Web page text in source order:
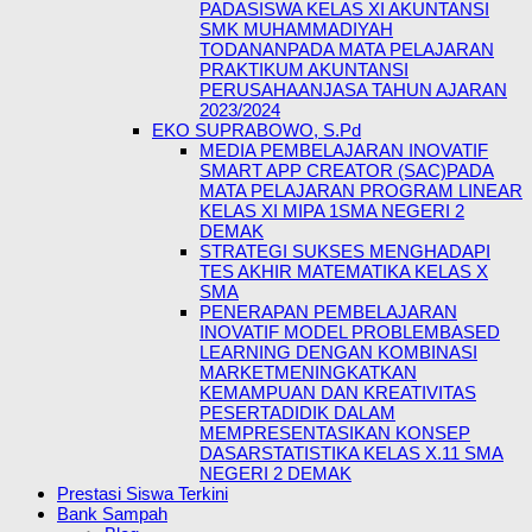
PADASISWA KELAS XI AKUNTANSI
SMK MUHAMMADIYAH
TODANANPADA MATA PELAJARAN
PRAKTIKUM AKUNTANSI
PERUSAHAANJASA TAHUN AJARAN
2023/2024
EKO SUPRABOWO, S.Pd
MEDIA PEMBELAJARAN INOVATIF
SMART APP CREATOR (SAC)PADA
MATA PELAJARAN PROGRAM LINEAR
KELAS XI MIPA 1SMA NEGERI 2
DEMAK
STRATEGI SUKSES MENGHADAPI
TES AKHIR MATEMATIKA KELAS X
SMA
PENERAPAN PEMBELAJARAN
INOVATIF MODEL PROBLEMBASED
LEARNING DENGAN KOMBINASI
MARKETMENINGKATKAN
KEMAMPUAN DAN KREATIVITAS
PESERTADIDIK DALAM
MEMPRESENTASIKAN KONSEP
DASARSTATISTIKA KELAS X.11 SMA
NEGERI 2 DEMAK
Prestasi Siswa Terkini
Bank Sampah